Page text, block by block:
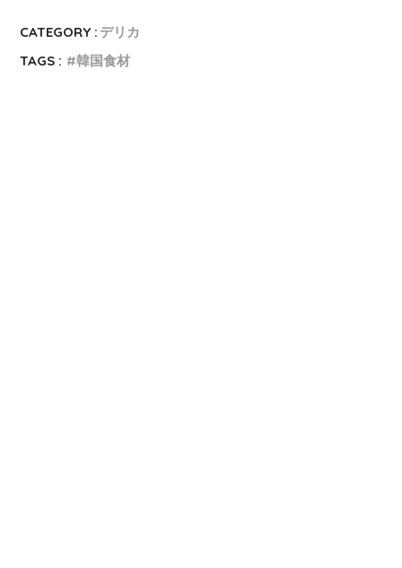
CATEGORY : デリカ
TAGS :
韓国食材